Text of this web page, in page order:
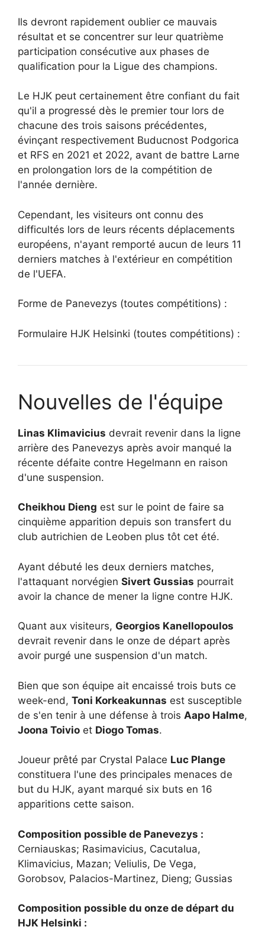
Ils devront rapidement oublier ce mauvais
résultat et se concentrer sur leur quatrième
participation consécutive aux phases de
qualification pour la Ligue des champions.
Le HJK peut certainement être confiant du fait
qu'il a progressé dès le premier tour lors de
chacune des trois saisons précédentes,
évinçant respectivement Buducnost Podgorica
et RFS en 2021 et 2022, avant de battre Larne
en prolongation lors de la compétition de
l'année dernière.
Cependant, les visiteurs ont connu des
difficultés lors de leurs récents déplacements
européens, n'ayant remporté aucun de leurs 11
derniers matches à l'extérieur en compétition
de l'UEFA.
Forme de Panevezys (toutes compétitions) :
Formulaire HJK Helsinki (toutes compétitions) :
Nouvelles de l'équipe
Linas Klimavicius devrait revenir dans la ligne
arrière des Panevezys après avoir manqué la
récente défaite contre Hegelmann en raison
d'une suspension.
Cheikhou Dieng est sur le point de faire sa
cinquième apparition depuis son transfert du
club autrichien de Leoben plus tôt cet été.
Ayant débuté les deux derniers matches,
l'attaquant norvégien Sivert Gussias pourrait
avoir la chance de mener la ligne contre HJK.
Quant aux visiteurs, Georgios Kanellopoulos
devrait revenir dans le onze de départ après
avoir purgé une suspension d'un match.
Bien que son équipe ait encaissé trois buts ce
week-end, Toni Korkeakunnas est susceptible
de s'en tenir à une défense à trois Aapo Halme,
Joona Toivio et Diogo Tomas.
Joueur prêté par Crystal Palace Luc Plange
constituera l'une des principales menaces de
but du HJK, ayant marqué six buts en 16
apparitions cette saison.
Composition possible de Panevezys :
Cerniauskas; Rasimavicius, Cacutalua,
Klimavicius, Mazan; Veliulis, De Vega,
Gorobsov, Palacios-Martinez, Dieng; Gussias
Composition possible du onze de départ du
HJK Helsinki :